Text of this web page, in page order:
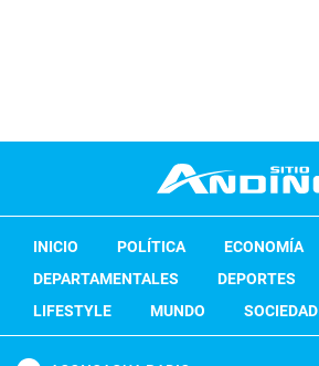
INICIO POLÍTICA ECONOMÍA
DEPARTAMENTALES
DEPORTES
LIFESTYLE
MUNDO SOCIEDAD